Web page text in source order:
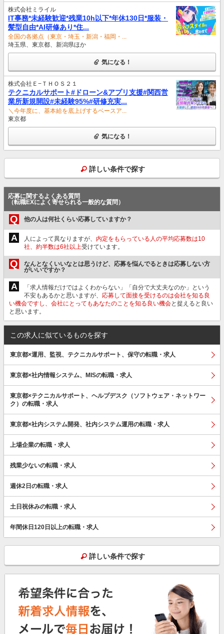
株式会社ミライル
IT事務*未経験歓迎*残業10h以下*年休130日*服装・
髪型自由*AI研修あり*住...
全国の各拠点（東京・埼玉・新潟・福岡・...
埼玉県、東京都、新潟県ほか
気になる！
株式会社Ｅ−ＴＨＯＳ２１
テクニカルサポート#ドローン&アプリ支援#関西営
業所新規開設#未経験95%#研修充実...
＼今年度に、基本給を底上げするベースア...
東京都
気になる！
詳しい条件で探す
応募に関するよくある質問
（転職EXによく寄せられる一般的な質問）
Q 他の人は何社くらい応募していますか？
A 人によって異なりますが、 内定をもらっている人の平均応募数は10
社、約半数は6社以上受けています。
Q
なんとなくいいなとは思うけど、応募を悩んでるときは応募しない方
がいいですか？
A
「求人情報だけではよくわからない」「自分で大丈夫なのか」という
不安もあるかと思いますが、 応募して面接を受けるのは会社を知る良
い機会ですし、会社にとってもあなたのことを知る良い機会と捉えると良い
と思います。
この求人に似ているものを探す
東京都×運用、監視、テクニカルサポート、保守の転職・求人
東京都×社内情報システム、MISの転職・求人
東京都×テクニカルサポート、ヘルプデスク（ソフトウェア・ネットワー
ク）の転職・求人
東京都×社内システム開発、社内システム運用の転職・求人
上場企業の転職・求人
残業少ないの転職・求人
週休2日の転職・求人
土日祝休みの転職・求人
年間休日120日以上の転職・求人
詳しい条件で探す